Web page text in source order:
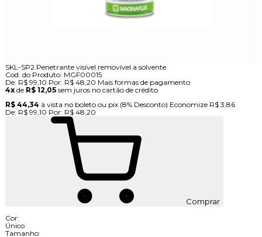
SKL-SP2 Penetrante visível removível a solvente
Cod. do Produto: MGF00015
De: R$ 99,10 Por: R$ 48,20 Mais formas de pagamento
4xde R$ 12,05 sem juros no cartão de crédito
R$ 44,34 à vista no boleto ou pix (8% Desconto) Economize R$ 3,86
De: R$ 99,10 Por: R$ 48,20
Comprar
Cor:
Único
Tamanho: